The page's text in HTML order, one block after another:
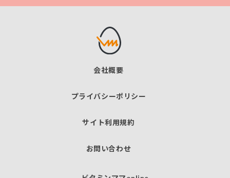
会社概要
プライバシーポリシー
サイト利用規約
お問い合わせ